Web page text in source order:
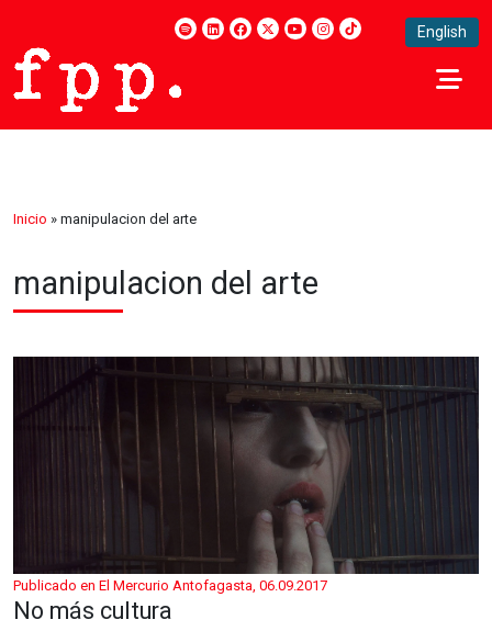
English
Inicio » manipulacion del arte
manipulacion del arte
Publicado en El Mercurio Antofagasta, 06.09.2017
No más cultura